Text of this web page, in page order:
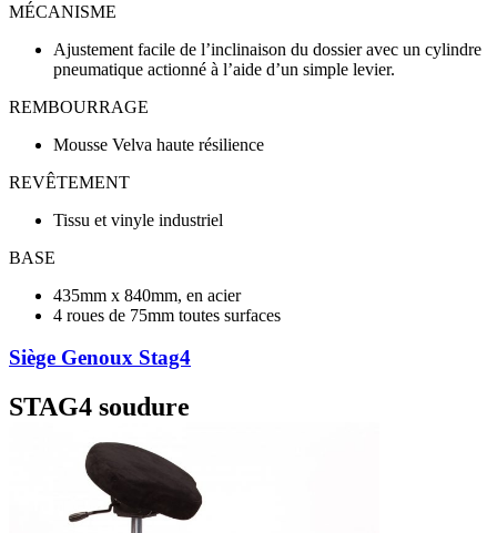
MÉCANISME
Ajustement facile de l’inclinaison du dossier avec un cylindre
pneumatique actionné à l’aide d’un simple levier.
REMBOURRAGE
Mousse Velva haute résilience
REVÊTEMENT
Tissu et vinyle industriel
BASE
435mm x 840mm, en acier
4 roues de 75mm toutes surfaces
Siège Genoux Stag4
STAG4 soudure